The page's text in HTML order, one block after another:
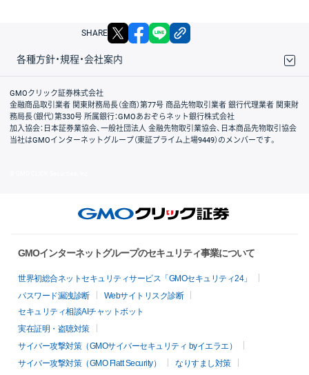
SHARE X facebook
各種方針・規程・会社案内
取引規程・約款
サイトマップ
その他のご案内
個人情報保護方針
最良執行方針
サイトのご利用について
ディスクレイマー
信託保全
リスク説明
会社案内
GMOクリック証券株式会社
金融商品取引業者 関東財務局長（金商）第77号 商品先物取引業者 銀行代理業者 関東財
務局長（銀代）第330号 所属銀行：GMOあおぞらネット銀行株式会社
加入協会：日本証券業協会、一般社団法人 金融先物取引業協会、日本商品先物取引協会
当社はGMOインターネットグループ（東証プライム上場9449）のメンバーです。
GMOインターネットグループのセキュリティ事業について
世界初総合ネットセキュリティサービス「GMOセキュリティ24」
パスワード漏洩診断
Webサイトリスク診断
セキュリティ相談AIチャットボット
実在証明・盗聴対策
サイバー攻撃対策（GMOサイバーセキュリティ byイエラエ）
サイバー攻撃対策（GMO Flatt Security）
なりすまし対策